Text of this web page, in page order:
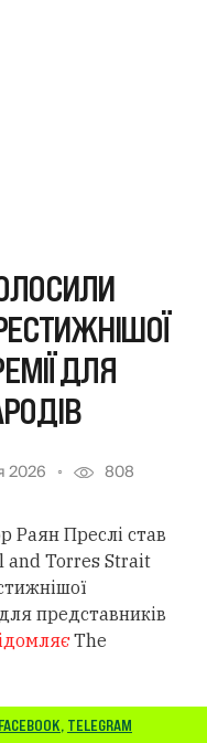
ДЛЯ
2026 808
Раян Преслі став
and Torres Strait
представників
The
FACEBOOK, TELEGRAM